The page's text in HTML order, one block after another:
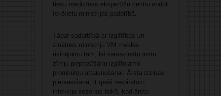
tiesu medicīnas ekspertīžu centru nodot
Iekšlietu ministrijas padotībā.
Tāpat sadarbībā ar Izglītības un
zinātnes ministriju VM meklēs
risinājumu tam, lai samazinātu ārstu
zīmju pieprasīšanu izglītojamo
prombūtņu attaisnošanai. Ārsta izziņas
pieprasīšana, it īpaši respiratoro
infekciju sezonas laikā, kad ārstu